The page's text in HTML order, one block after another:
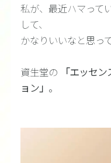
私が、最近ハマって
して、
かなりいいなと思っ
資生堂の
「エッセ
ョン」 。